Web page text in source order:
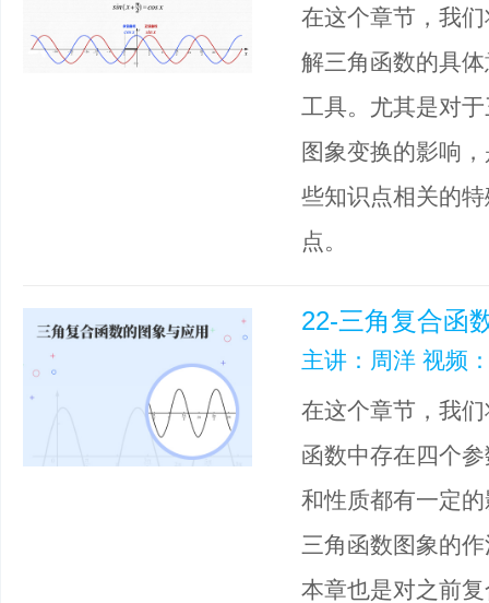
在这个章节，我
解三角函数的具
工具。尤其是对
图象变换的影响
些知识点相关的
点。
22-三角复合函
主讲：周洋 视频
在这个章节，我
函数中存在四个
和性质都有一定
三角函数图象的
本章也是对之前